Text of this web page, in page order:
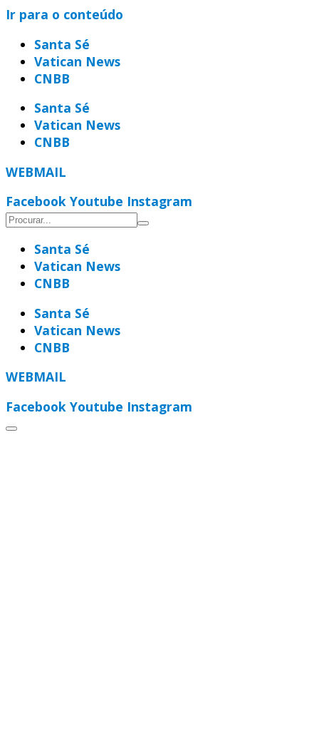
Ir para o conteúdo
Santa Sé
Vatican News
CNBB
Santa Sé
Vatican News
CNBB
WEBMAIL
Facebook Youtube Instagram
Santa Sé
Vatican News
CNBB
Santa Sé
Vatican News
CNBB
WEBMAIL
Facebook Youtube Instagram